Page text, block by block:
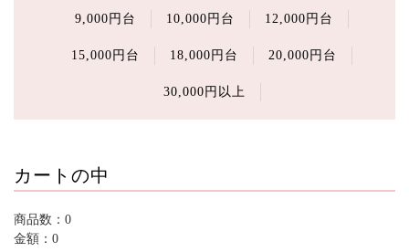
9,000円台 10,000円台 12,000円台
15,000円台 18,000円台 20,000円台
30,000円以上
カートの中
商品数：0
金額：0